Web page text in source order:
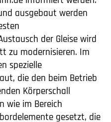
ausgebaut werden
der Gleise wird
zu modernisieren. Im
spezielle
die den beim Betrieb
Körperschall
wie im Bereich
gesetzt, die